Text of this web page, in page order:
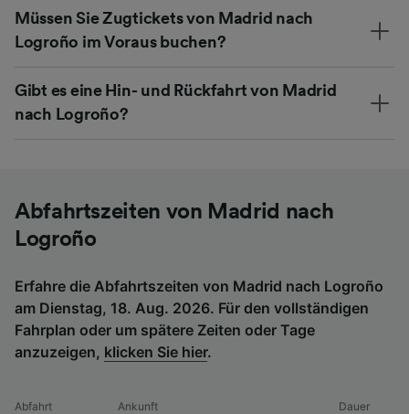
Müssen Sie Zugtickets von Madrid nach
Logroño im Voraus buchen?
Gibt es eine Hin- und Rückfahrt von Madrid
nach Logroño?
Abfahrtszeiten von Madrid nach
Logroño
Erfahre die Abfahrtszeiten von Madrid nach Logroño
am Dienstag, 18. Aug. 2026. Für den vollständigen
Fahrplan oder um spätere Zeiten oder Tage
anzuzeigen, klicken Sie hier.
Abfahrt Ankunft Dauer